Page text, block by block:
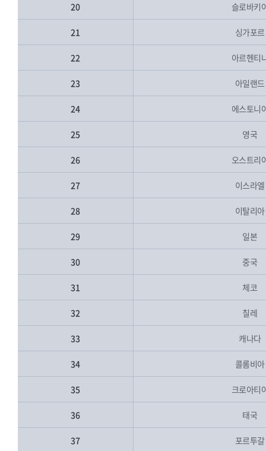
20 슬로바키
21 싱가포르
22 아르헨티
23 아일랜드
24 에스토니
25 영국
26 오스트리
27 이스라엘
28 이탈리아
29 일본
30 중국
31 체코
32 칠레
33 캐나다
34 콜롬비아
35 크로아티
36 태국
37 포르투갈